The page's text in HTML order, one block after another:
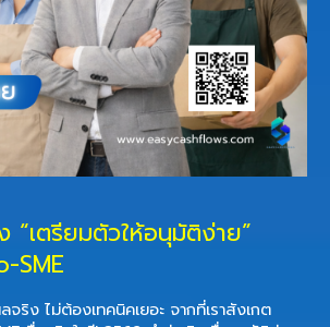
“เตรียมตัวให้อนุมัติง่าย”
SME
ริง ไม่ต้องเทคนิคเยอะ จากที่เราสังเกต